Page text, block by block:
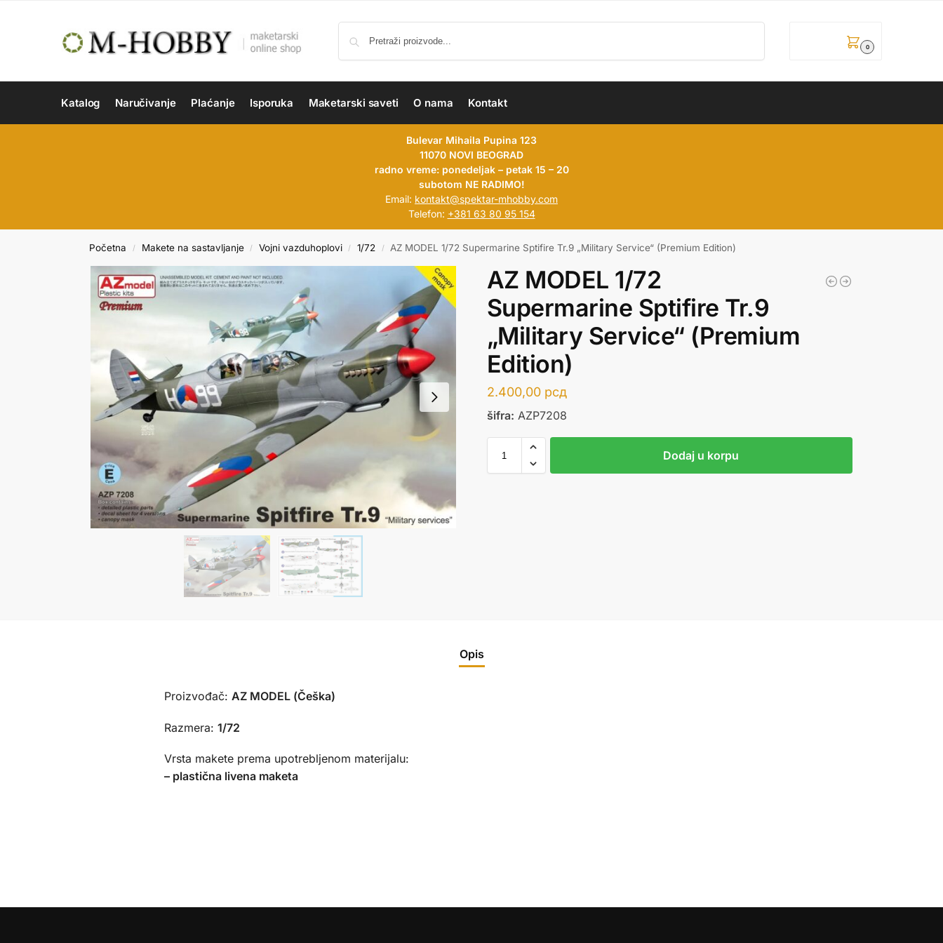
0
Katalog Naručivanje Plaćanje Isporuka Maketarski saveti O nama Kontakt
Bulevar Mihaila Pupina 123
11070 NOVI BEOGRAD
radno vreme: ponedeljak – petak 15 – 20
subotom NE RADIMO!
Email: kontakt@spektar-mhobby.com
Telefon: +381 63 80 95 154
Početna / Makete na sastavljanje / Vojni vazduhoplovi / 1/72 / AZ MODEL 1/72 Supermarine Sptifire Tr.9 „Military Service“ (Premium Edition)
AZ MODEL 1/72
Supermarine Sptifire Tr.9
„Military Service“ (Premium
Edition)
2.400,00 рсд
šifra: AZP7208
Dodaj u korpu
Opis
Proizvođač: AZ MODEL (Češka)
Razmera: 1/72
Vrsta makete prema upotrebljenom materijalu:
– plastična livena maketa